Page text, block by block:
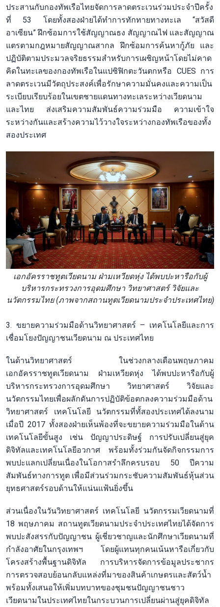
ประสานกับกองทัพเรือไทยจัดการลาดตระเวนร่วมประจำปีครั้ง
ที่ 53 โดยทั้งสองฝ่ายได้ทำการทักทายทางทะเล “สวัสดี
อาเซียน” ฝึกซ้อมการใช้สัญญาณธง สัญญาณไฟ และสัญญาณ
แตรตามกฎหมายสัญญาณสากล ฝึกซ้อมการค้นหากู้ภัย และ
ปฏิบัติตามประมวลจริยธรรมสำหรับการเผชิญหน้าโดยไม่คาด
คิดในทะเลของกองทัพเรือในแปซิฟิกตะวันตกหรือ CUES การ
ลาดตระเวนมีวัตถุประสงค์เพื่อรักษาความมั่นคงและความเป็น
ระเบียบเรียบร้อยในเขตชายแดนทางทะเลระหว่างเวียดนาม
และไทย ส่งเสริมความสัมพันธ์ความร่วมมือ ความเข้าใจ
ระหว่างกันและสร้างความไว้วางใจระหว่างกองทัพเรือของทั้ง
สองประเทศ
เอกอัครราชทูตเวียดนาม ฝ่ามเหวียดหุ่ง ได้พบปะหารือกับผู้
บริหารกระทรวงการอุดมศึกษา วิทยาศาสตร์ วิจัยและ
นวัตกรรมไทย (ภาพจากสถานทูตเวียดนามประจำประเทศไทย)
3. ขยายความร่วมมือด้านวิทยาศาสตร์ – เทคโนโลยีและการ
เชื่อมโยงปัญญาชนเวียดนาม ณ ประเทศไทย
ในด้านวิทยาศาสตร์ ในช่วงกลางเดือนพฤษภาคม
เอกอัครราชทูตเวียดนาม ฝ่ามเหวียดหุ่ง ได้พบปะหารือกับผู้
บริหารกระทรวงการอุดมศึกษา วิทยาศาสตร์ วิจัยและ
นวัตกรรมไทยเพื่อผลักดันการปฏิบัติข้อตกลงความร่วมมือด้าน
วิทยาศาสตร์ เทคโนโลยี นวัตกรรมที่ทั้สองประเทศได้ลงนาม
เมื่อปี 2017 ทั้งสองฝ่ายเห็นพ้องที่จะขยายความร่วมมือในด้าน
เทคโนโลยีขั้นสูง เช่น ปัญญาประดิษฐ์ การปรับเปลี่ยนสู่ยุค
ดิจิทัลและเทคโนโลยีอวกาศ พร้อมทั้งร่วมกันจัดกิจกรรมการ
พบปะแลกเปลี่ยนเนื่องในโอกาสรำลึกครบรอบ 50 ปีความ
สัมพันธ์ทางการทูต เพื่อมีส่วนร่วมกระชับความสัมพันธ์หุ้นส่วน
ยุทธศาสตร์รอบด้านให้แน่นแฟ้นยิ่งขึ้น
ส่วนเนื่องในวันวิทยาศาสตร์ เทคโนโลยี นวัตกรรมเวียดนามที่
18 พฤษภาคม สถานทูตเวียดนามประจำประเทศไทยได้จัดการ
พบปะสังสรรกับปัญญาชน ผู้เชี่ยวชาญและนักศึกษาเวียดนามที่
กำลังอาศัยในกรุงเทพฯ โดยผู้แทนทุกคนเน้นหารือเกี่ยวกับ
โครงสร้างพื้นฐานดิจิทัล การบริหารจัดการข้อมูลประชากร
การตรวจสอบย้อนกลับแหล่งที่มาของสินค้าเกษตรและสัตว์น้ำ
พร้อมทั้งเสนอให้เพิ่มบทบาทของชุมชนปัญญาชนชาว
เวียดนามในประเทศไทยในกระบวนการเปลี่ยนผ่านสู่ยุคดิจิทัล